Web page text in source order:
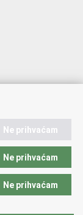
Hrvatsku
Ne prihvaćam
Ne prihvaćam
Ne prihvaćam